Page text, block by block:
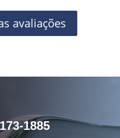
avaliações
1885